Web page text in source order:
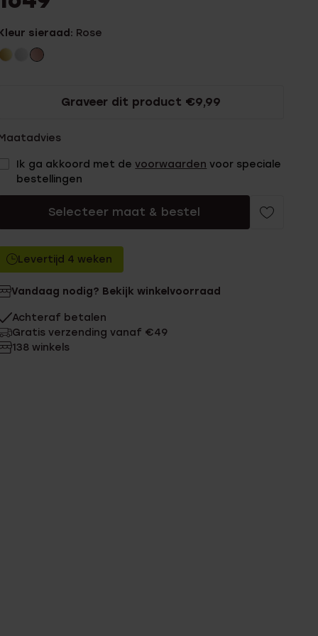
sieraad: Rose
Graveer dit product €9,99
Ik ga akkoord met devoorwaarden voor speciale
bestellingen
Selecteer maat & bestel
Levertijd 4 weken
Vandaag nodig? Bekijk winkelvoorraad
Achteraf betalen
Gratis verzending vanaf €49
138 winkels